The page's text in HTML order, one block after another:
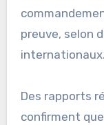
preuve, selon
internationaux.
Des rapports
confirment que